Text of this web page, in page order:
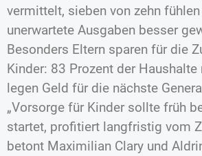
vermittelt, sieben von zehn
unerwartete Ausgaben besser
Besonders Eltern sparen für die
Kinder: 83 Prozent der
legen Geld für die nächste
„Vorsorge für Kinder sollte früh
startet, profitiert langfristig vom
betont Maximilian Clary und